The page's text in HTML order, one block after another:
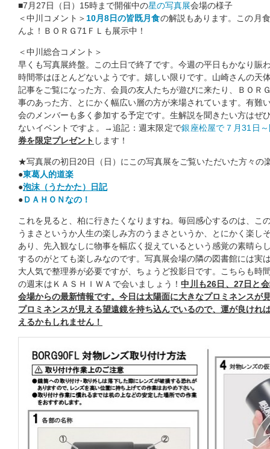
■7月27日（日）15時まで開催中の星の写真展会場の様子
＜中川コメント＞ 10月8日の皆既月食の解説もあります。この月
んよ！ＢＯＲＧ71ＦＬも展示中！
＜中川総合コメント＞
早くも写真展終盤。この土日で終了です。今週の平日もかなり賑
時間帯はほとんどないようです。嬉しい限りです。山崎さんの天
記事をご覧になった方、会員の友人たちが遊びに来たり、ＢＯＲ
事のあった方、とにかく幅広い層の方が来場されています。有難
会のメンバーも多く参加する予定です。生解説を聞きたい方はぜ
ないイベントですよ。→追記：週末限定で銀座松屋で７月31日
券を限定プレゼント します！
★写真展の初日20日（日）にこの写真展をご覧いただいた方々の
●東葛人的道楽
●泡沫（うたかた）日記
●ＤＡＨＯＮなの！
これを見ると、柏に行きたくなりますね。毎回感心するのは、こ
うまさというか人生の楽しみ方のうまさというか、とにかく楽し
あり、先入観なしに物事を幅広く捉えているという感覚の素晴ら
するのがとても楽しみなのです。写真展会場の隣の図書館には実
大人気で整理券が必要ですが、ちょうど投影日です。こちらも時
の週末はＫＡＳＨＩＷＡで会いましょう！中川も26日、27日と
会場からの最新情報です。今日は太陽面に大きなプロミネンスが
プロミネンスが見える望遠鏡を持ち込んでいるので、運が良けれ
えるかもしれません！